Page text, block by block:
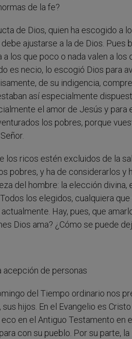
de la fe?
de Dios, quien ha escogido a
ajustarse a la de Dios. Pues
los que poco o nada valen a
es necio, lo escogió Dios para
de su indigencia,
así especialmente
el amor de Jesús y
los pobres, porque
los ricos estén excluidos de la
pobres, y ha de considerarlos
del hombre: la elección divina,
los elegidos, cualquiera
Hay, pues, que
Dios ama? ¿Cómo se puede
acepción de personas
del Tiempo ordinario nos
hijos. En el Evangelio es
en el Antiguo Testamento en
con su pueblo. Por su parte,